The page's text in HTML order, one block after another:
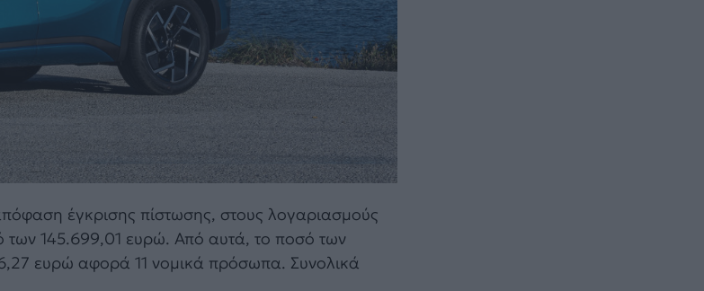
έγκρισης πίστωσης, στους λογαριασμούς
των 145.699,01 ευρώ. Από αυτά, το ποσό των
ευρώ αφορά 11 νομικά πρόσωπα. Συνολικά